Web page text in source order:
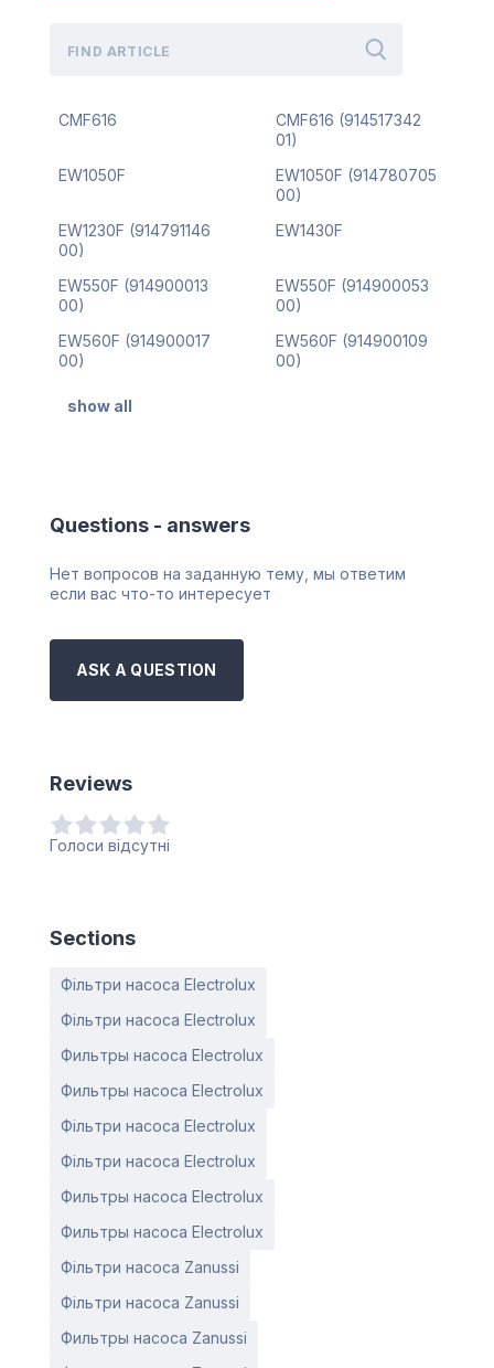
CMF616
CMF616 (914517342
01)
EW1050F
EW1050F (914780705
00)
EW1230F (914791146
00)
EW1430F
EW550F (914900013
00)
EW550F (914900053
00)
EW560F (914900017
00)
EW560F (914900109
00)
show all
Questions - answers
Нет вопросов на заданную тему, мы ответим
если вас что-то интересует
ASK A QUESTION
Reviews
Голоси відсутні
Sections
Фільтри насоса Electrolux
Фільтри насоса Electrolux
Фильтры насоса Electrolux
Фильтры насоса Electrolux
Фільтри насоса Electrolux
Фільтри насоса Electrolux
Фильтры насоса Electrolux
Фильтры насоса Electrolux
Фільтри насоса Zanussi
Фільтри насоса Zanussi
Фильтры насоса Zanussi